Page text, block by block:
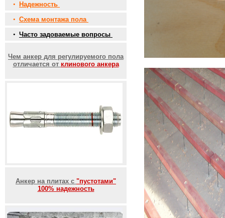
•
Надежность
• Схема монтажа пола
• Часто задоваемые вопросы
Чем анкер для регулируемого пола
отличается от клинового анкера
Анкер на плитах с "пустотами"
100% надежность